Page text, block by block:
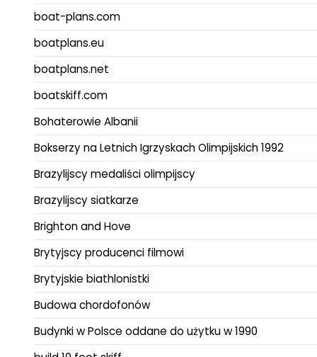
boat-plans.com
boatplans.eu
boatplans.net
boatskiff.com
Bohaterowie Albanii
Bokserzy na Letnich Igrzyskach Olimpijskich 1992
Brazylijscy medaliści olimpijscy
Brazylijscy siatkarze
Brighton and Hove
Brytyjscy producenci filmowi
Brytyjskie biathlonistki
Budowa chordofonów
Budynki w Polsce oddane do użytku w 1990